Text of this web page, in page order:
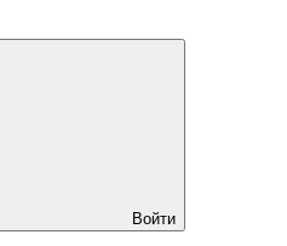
Войти